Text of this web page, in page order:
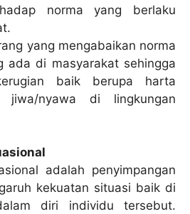
norma yang berlaku
yang mengabaikan norma
ada di masyarakat sehingga
baik berupa harta
jiwa/nyawa di lingkungan
adalah penyimpangan
kekuatan situasi baik di
diri individu tersebut.